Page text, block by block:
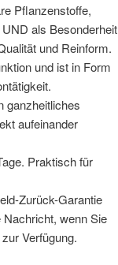
Pflanzenstoffe,
als Besonderheit
und Reinform.
und ist in Form
ganzheitliches
aufeinander
Praktisch für
Zurück-Garantie
wenn Sie
Verfügung.